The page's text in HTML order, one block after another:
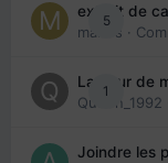
5
extrait de
maries ·
1
La peur de
Queen_1992
Joindre les